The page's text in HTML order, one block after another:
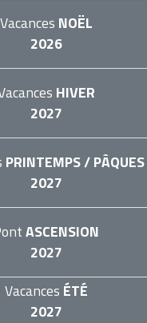
Vacances NOËL
2026
HIVER
2027
PRINTEMPS / PÂQUES
2027
ASCENSION
2027
Vacances ÉTÉ
2027